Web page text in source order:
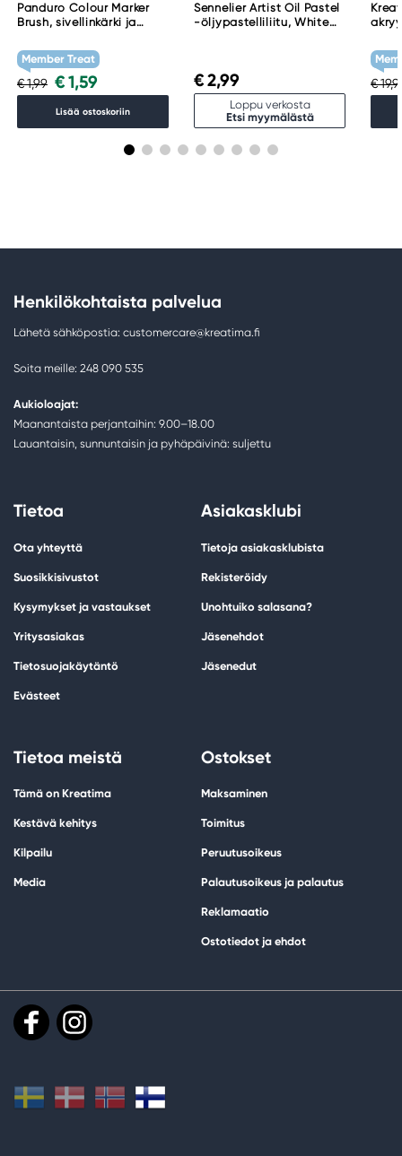
Panduro Colour Marker
Brush, sivellinkärki ja
WG1
Member Treat
€ 1,99 € 1,59
Lisää ostoskoriin
Sennelier Artist Oil Pastel
-öljypastelliliitu, White
€ 2,99
Loppu verkosta
Etsi myymälästä
€
Henkilökohtaista palvelua
Lähetä sähköpostia: customercare@kreatima.fi
Soita meille: 248 090 535
Aukioloajat:
Maanantaista perjantaihin: 9.00–18.00
Lauantaisin, sunnuntaisin ja pyhäpäivinä: suljettu
Tietoa
Ota yhteyttä
Suosikkisivustot
Kysymykset ja vastaukset
Yritysasiakas
Tietosuojakäytäntö
Evästeet
Asiakasklubi
Tietoja asiakasklubista
Rekisteröidy
Unohtuiko salasana?
Jäsenehdot
Jäsenedut
Tietoa meistä
Tämä on Kreatima
Kestävä kehitys
Kilpailu
Media
Ostokset
Maksaminen
Toimitus
Peruutusoikeus
Palautusoikeus ja palautus
Reklamaatio
Ostotiedot ja ehdot